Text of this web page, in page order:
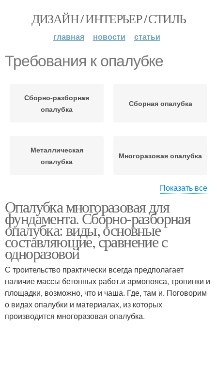
ДИЗАЙН / ИНТЕРЬЕР / СТИЛЬ
главная новости статьи
Требования к опалубке
Сборно-разборная
опалубка
Сборная опалубка
Металлическая
опалубка
Многоразовая опалубка
Несъемная опалубка
фундамента
Фундамент без
опалубки
фундамента
Показать все
Опалубка многоразовая для
фундамента. Сборно-разборная
опалубка: виды, основные
составляющие, сравнение с
одноразовой
С троительство практически всегда предполагает
наличие массы бетонных работ.и армопояса, тропинки и
площадки, возможно, что и чаша. Где, там и. Поговорим
о видах опалубки и материалах, из которых
производится многоразовая опалубка.